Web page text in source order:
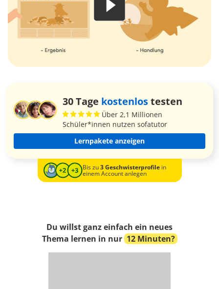
30 Tage kostenlostesten
Über 2,1 Millionen
Schüler*innen nutzen sofatutor
Lernpakete anzeigen
Bis zu3 Geschwisterprofilein
einem Account anlegen
Du willst ganz einfach ein neues
Thema lernen in nur 12 Minuten?